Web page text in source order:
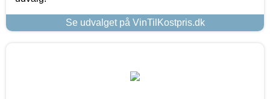
Se udvalget på VinTilKostpris.dk